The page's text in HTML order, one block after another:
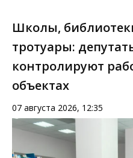
Школы,
тротуары:
контролируют
объектах
07 августа 2026, 12:35